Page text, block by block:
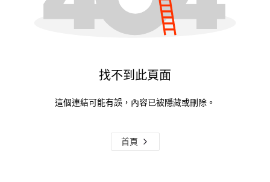
找不到此頁面
這個連結可能有誤，內容已被隱藏或刪除。
首頁